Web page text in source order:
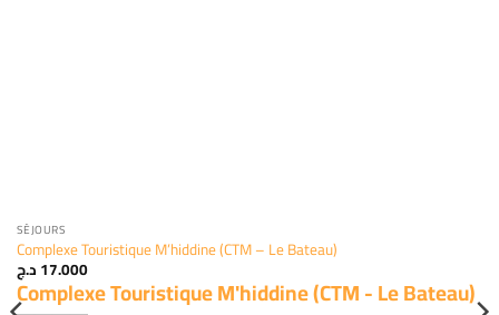
SÉJOURS
Complexe Touristique M’hiddine (CTM – Le Bateau)
17.000د.ج
Complexe Touristique M'hiddine (CTM - Le Bateau)